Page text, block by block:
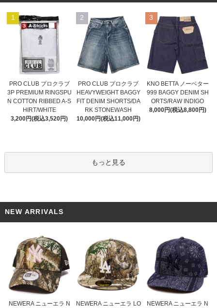
1
PRO CLUB プロクラブ
3P PREMIUM RINGSPU
N COTTON RIBBED A-S
HIRT/WHITE
3,200円(税込3,520円)
2
PRO CLUB プロクラブ
HEAVYWEIGHT BAGGY
FIT DENIM SHORTS/DA
RK STONEWASH
10,000円(税込11,000円)
3
KNO BETTA ノーベター
999 BAGGY DENIM SH
ORTS/RAW INDIGO
8,000円(税込8,800円)
もっと見る
NEW ARRIVALS
NEWERA ニューエラ N
NEWERA ニューエラ LO
NEWERA ニューエラ N